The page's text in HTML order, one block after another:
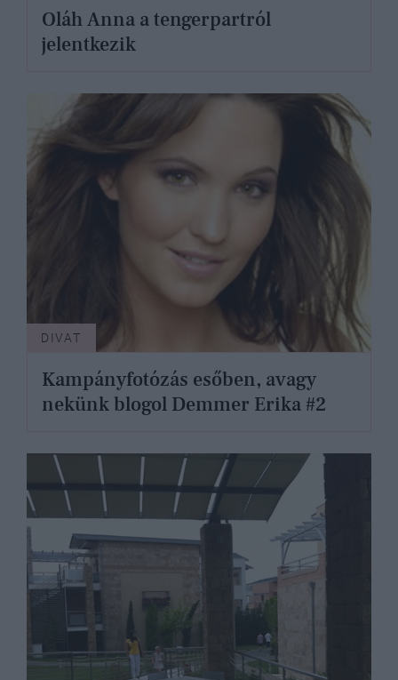
Oláh Anna a tengerpartról
jelentkezik
DIVAT
Kampányfotózás esőben, avagy
nekünk blogol Demmer Erika #2